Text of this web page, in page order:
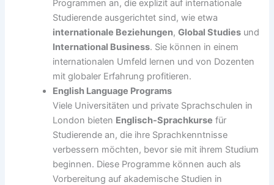
Programmen an, die explizit auf internationale
Studierende ausgerichtet sind, wie etwa
internationale Beziehungen,Global Studies und
International Business. Sie können in einem
internationalen Umfeld lernen und von Dozenten
mit globaler Erfahrung profitieren.
English Language Programs
Viele Universitäten und private Sprachschulen in
London bieten Englisch-Sprachkurse für
Studierende an, die ihre Sprachkenntnisse
verbessern möchten, bevor sie mit ihrem Studium
beginnen. Diese Programme können auch als
Vorbereitung auf akademische Studien in